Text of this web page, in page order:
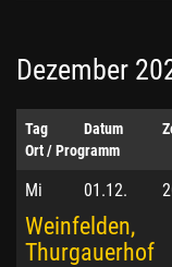
Dezember
Tag Datum
Ort / Programm
Mi 01.12.
Weinfelden,
Thurgauerhof